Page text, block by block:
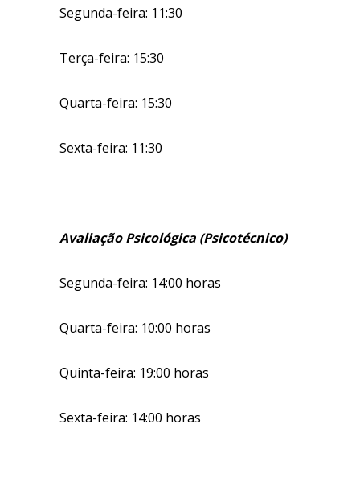
Segunda-feira: 11:30
Terça-feira: 15:30
Quarta-feira: 15:30
Sexta-feira: 11:30
Avaliação Psicológica (Psicotécnico)
Segunda-feira: 14:00 horas
Quarta-feira: 10:00 horas
Quinta-feira: 19:00 horas
Sexta-feira: 14:00 horas